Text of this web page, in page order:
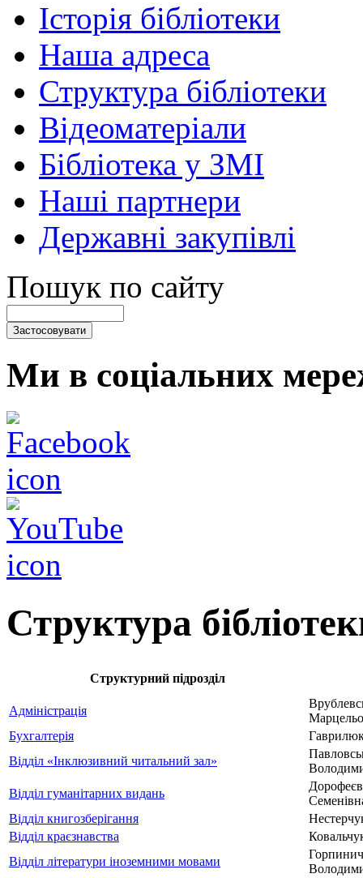
Історія бібліотеки
Наша адреса
Структура бібліотеки
Відеоматеріали
Бібліотека у ЗМІ
Наші партнери
Державні закупівлі
Пошук по сайту
Ми в соціальних
Структура
Структурний підрозділ
Адміністрація
Бухгалтерія
Відділ «Інклюзивний читальний зал»
Відділ гуманітарних видань
Відділ книгозберігання
Відділ краєзнавства
Відділ літератури іноземними мовами